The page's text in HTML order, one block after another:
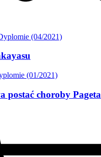
(04/2021)
(01/2021)
postać choroby Pageta